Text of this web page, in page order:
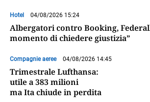
Hotel 04/08/2026 15:24
Albergatori contro Booking,
momento di chiedere giustizia”
Compagnie aeree 04/08/2026 14:45
Trimestrale Lufthansa:
utile a 383 milioni
ma Ita chiude in perdita